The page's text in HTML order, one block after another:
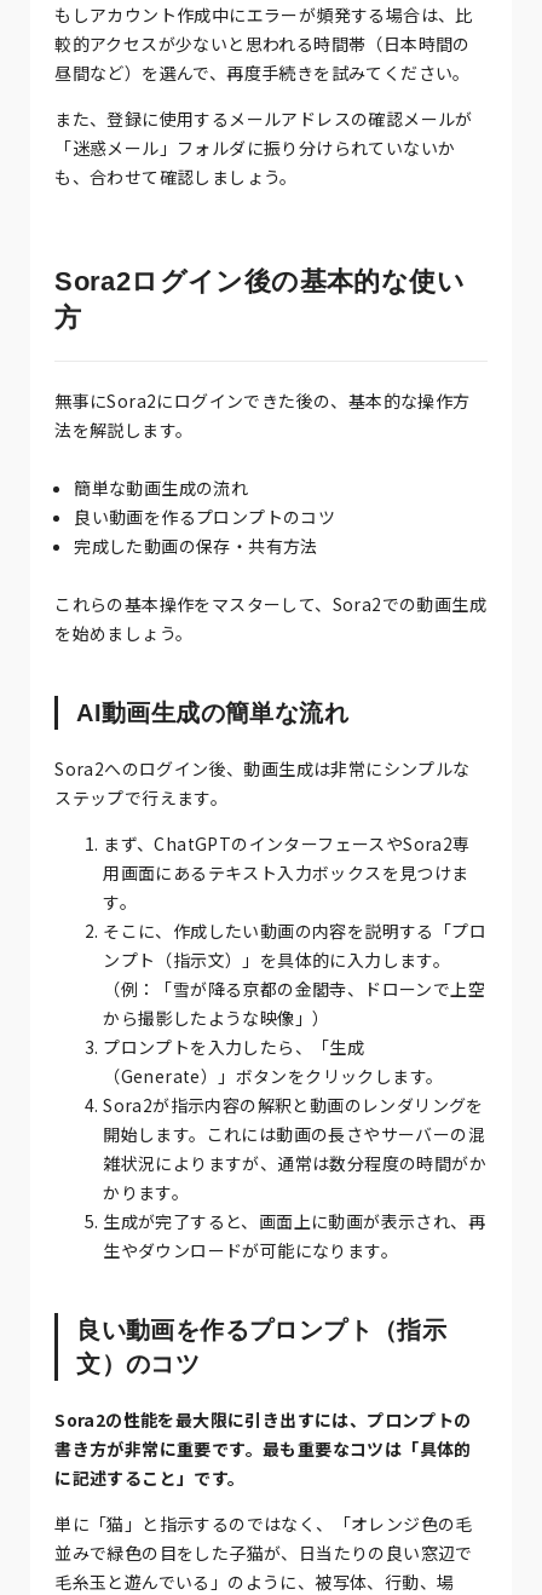
もしアカウント作成中にエラーが頻発する場合は、比
較的アクセスが少ないと思われる時間帯（日本時間の
昼間など）を選んで、再度手続きを試みてください。
また、登録に使用するメールアドレスの確認メールが
「迷惑メール」フォルダに振り分けられていないか
も、合わせて確認しましょう。
Sora2ログイン後の基本的な使い
方
無事にSora2にログインできた後の、基本的な操作方
法を解説します。
簡単な動画生成の流れ
良い動画を作るプロンプトのコツ
完成した動画の保存・共有方法
これらの基本操作をマスターして、Sora2での動画生成
を始めましょう。
AI動画生成の簡単な流れ
Sora2へのログイン後、動画生成は非常にシンプルな
ステップで行えます。
まず、ChatGPTのインターフェースやSora2専
用画面にあるテキスト入力ボックスを見つけま
す。
そこに、作成したい動画の内容を説明する「プロ
ンプト（指示文）」を具体的に入力します。
（例：「雪が降る京都の金閣寺、ドローンで上空
から撮影したような映像」）
プロンプトを入力したら、「生成
（Generate）」ボタンをクリックします。
Sora2が指示内容の解釈と動画のレンダリングを
開始します。これには動画の長さやサーバーの混
雑状況によりますが、通常は数分程度の時間がか
かります。
生成が完了すると、画面上に動画が表示され、再
生やダウンロードが可能になります。
良い動画を作るプロンプト（指示
文）のコツ
Sora2の性能を最大限に引き出すには、プロンプトの
書き方が非常に重要です。最も重要なコツは「具体的
に記述すること」です。
単に「猫」と指示するのではなく、「オレンジ色の毛
並みで緑色の目をした子猫が、日当たりの良い窓辺で
毛糸玉と遊んでいる」のように、被写体、行動、場